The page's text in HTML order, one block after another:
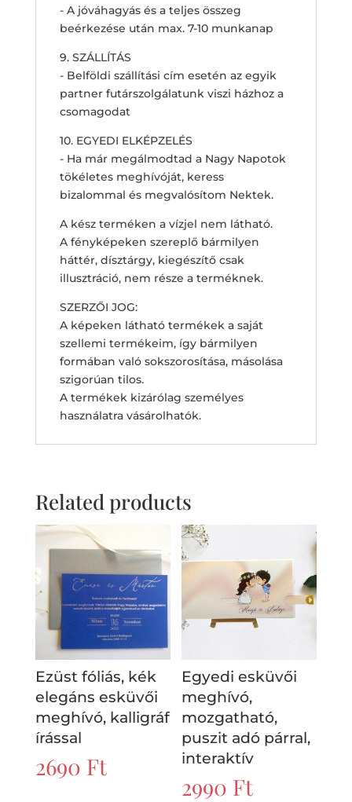
- A jóváhagyás és a teljes összeg
beérkezése után max. 7-10 munkanap
9. SZÁLLÍTÁS
- Belföldi szállítási cím esetén az egyik
partner futárszolgálatunk viszi házhoz a
csomagodat
10. EGYEDI ELKÉPZELÉS
- Ha már megálmodtad a Nagy Napotok
tökéletes meghívóját, keress
bizalommal és megvalósítom Nektek.
A kész terméken a vízjel nem látható.
A fényképeken szereplő bármilyen
háttér, dísztárgy, kiegészítő csak
illusztráció, nem része a terméknek.
SZERZŐI JOG:
A képeken látható termékek a saját
szellemi termékeim, így bármilyen
formában való sokszorosítása, másolása
szigorúan tilos.
A termékek kizárólag személyes
használatra vásárolhatók.
Related products
Ezüst fóliás, kék
elegáns esküvői
meghívó, kalligráf
írással
2690 Ft
Egyedi esküvői
meghívó,
mozgatható,
puszit adó párral,
interaktív
2990 Ft